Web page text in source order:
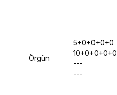
Örgün
5+0+0+0+0
10+0+0+0+0
---
---